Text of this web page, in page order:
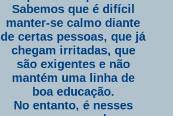
Sabemos que é difícil
manter-se calmo diante
de certas pessoas, que já
chegam irritadas, que
são exigentes e não
mantém uma linha de
boa educação.
No entanto, é nesses